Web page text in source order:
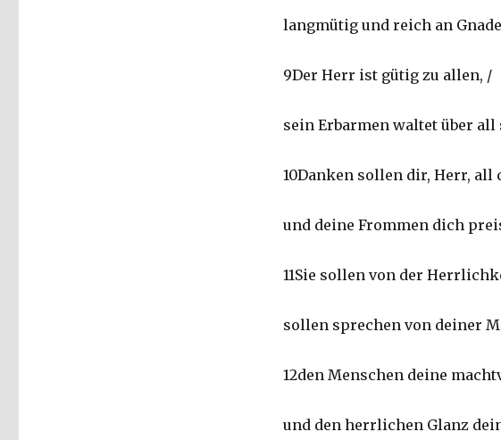
langmütig und reich an
9Der Herr ist gütig zu allen, /
sein Erbarmen waltet über all
10Danken sollen dir, Herr, all
und deine Frommen dich
11Sie sollen von der
sollen sprechen von deiner
12den Menschen deine
und den herrlichen Glanz